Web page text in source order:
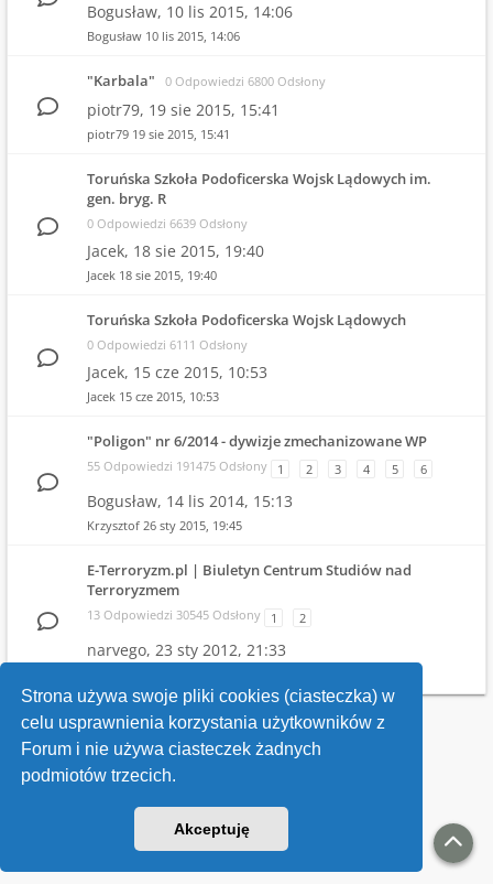
Strona używa swoje pliki cookies (ciasteczka) w
celu usprawnienia korzystania użytkowników z
Forum i nie używa ciasteczek żadnych
podmiotów trzecich.
Akceptuję
Bogusław, 10 lis 2015, 14:06
Bogusław 10 lis 2015, 14:06
"Karbala" 0 Odpowiedzi 6800 Odsłony
piotr79, 19 sie 2015, 15:41
piotr79 19 sie 2015, 15:41
Toruńska Szkoła Podoficerska Wojsk Lądowych im.
gen. bryg. R
0 Odpowiedzi 6639 Odsłony
Jacek, 18 sie 2015, 19:40
Jacek 18 sie 2015, 19:40
Toruńska Szkoła Podoficerska Wojsk Lądowych
0 Odpowiedzi 6111 Odsłony
Jacek, 15 cze 2015, 10:53
Jacek 15 cze 2015, 10:53
"Poligon" nr 6/2014 - dywizje zmechanizowane WP
55 Odpowiedzi 191475 Odsłony 1 2 3 4 5 6
Bogusław, 14 lis 2014, 15:13
Krzysztof 26 sty 2015, 19:45
E-Terroryzm.pl | Biuletyn Centrum Studiów nad
Terroryzmem
13 Odpowiedzi 30545 Odsłony 1 2
narvego, 23 sty 2012, 21:33
Wróć do wykazu forów
v118